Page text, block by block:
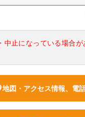
止になっている場合
地図・アクセス情報、電